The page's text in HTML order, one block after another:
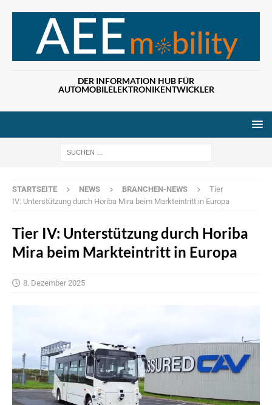
DER INFORMATION HUB FÜR
AUTOMOBILELEKTRONIKENTWICKLER
STARTSEITE NEWS BRANCHEN-NEWS
Tier
IV: Unterstützung durch Horiba Mira beim Markteintritt in Europa
Tier IV: Unterstützung durch Horiba
Mira beim Markteintritt in Europa
8. Dezember 2025